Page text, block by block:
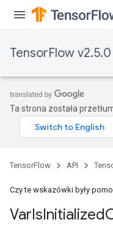
TensorFlow v2.5.0
Ta strona została
TensorFlow API
Czy te wskazówki były
VarIsInitialized